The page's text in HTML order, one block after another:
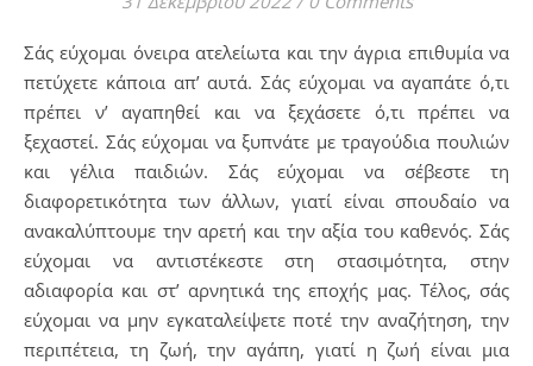
Σάς εύχομαι όνειρα ατελείωτα και την άγρια επιθυμία να
πετύχετε κάποια απ’ αυτά. Σάς εύχομαι να αγαπάτε ό,τι
πρέπει ν’ αγαπηθεί και να ξεχάσετε ό,τι πρέπει να
ξεχαστεί. Σάς εύχομαι να ξυπνάτε με τραγούδια πουλιών
και γέλια παιδιών. Σάς εύχομαι να σέβεστε τη
διαφορετικότητα των άλλων, γιατί είναι σπουδαίο να
ανακαλύπτουμε την αρετή και την αξία του καθενός. Σάς
εύχομαι να αντιστέκεστε στη στασιμότητα, στην
αδιαφορία και στ’ αρνητικά της εποχής μας. Τέλος, σάς
εύχομαι να μην εγκαταλείψετε ποτέ την αναζήτηση, την
περιπέτεια, τη ζωή, την αγάπη, γιατί η ζωή είναι μια